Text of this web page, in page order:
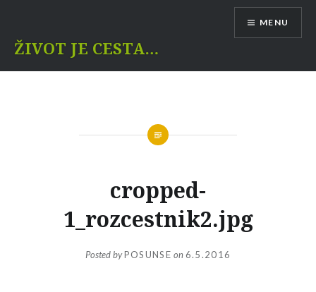
content
ŽIVOT JE CESTA…
MENU
cropped-
1_rozcestnik2.jpg
Posted byPOSUNSE on6.5.2016